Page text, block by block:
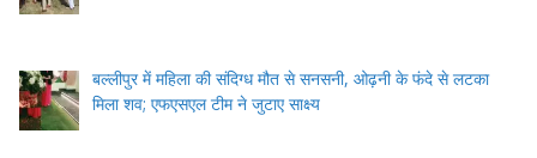
बल्लीपुर में महिला की संदिग्ध मौत से सनसनी, ओढ़नी के फंदे से लटका
मिला शव; एफएसएल टीम ने जुटाए साक्ष्य